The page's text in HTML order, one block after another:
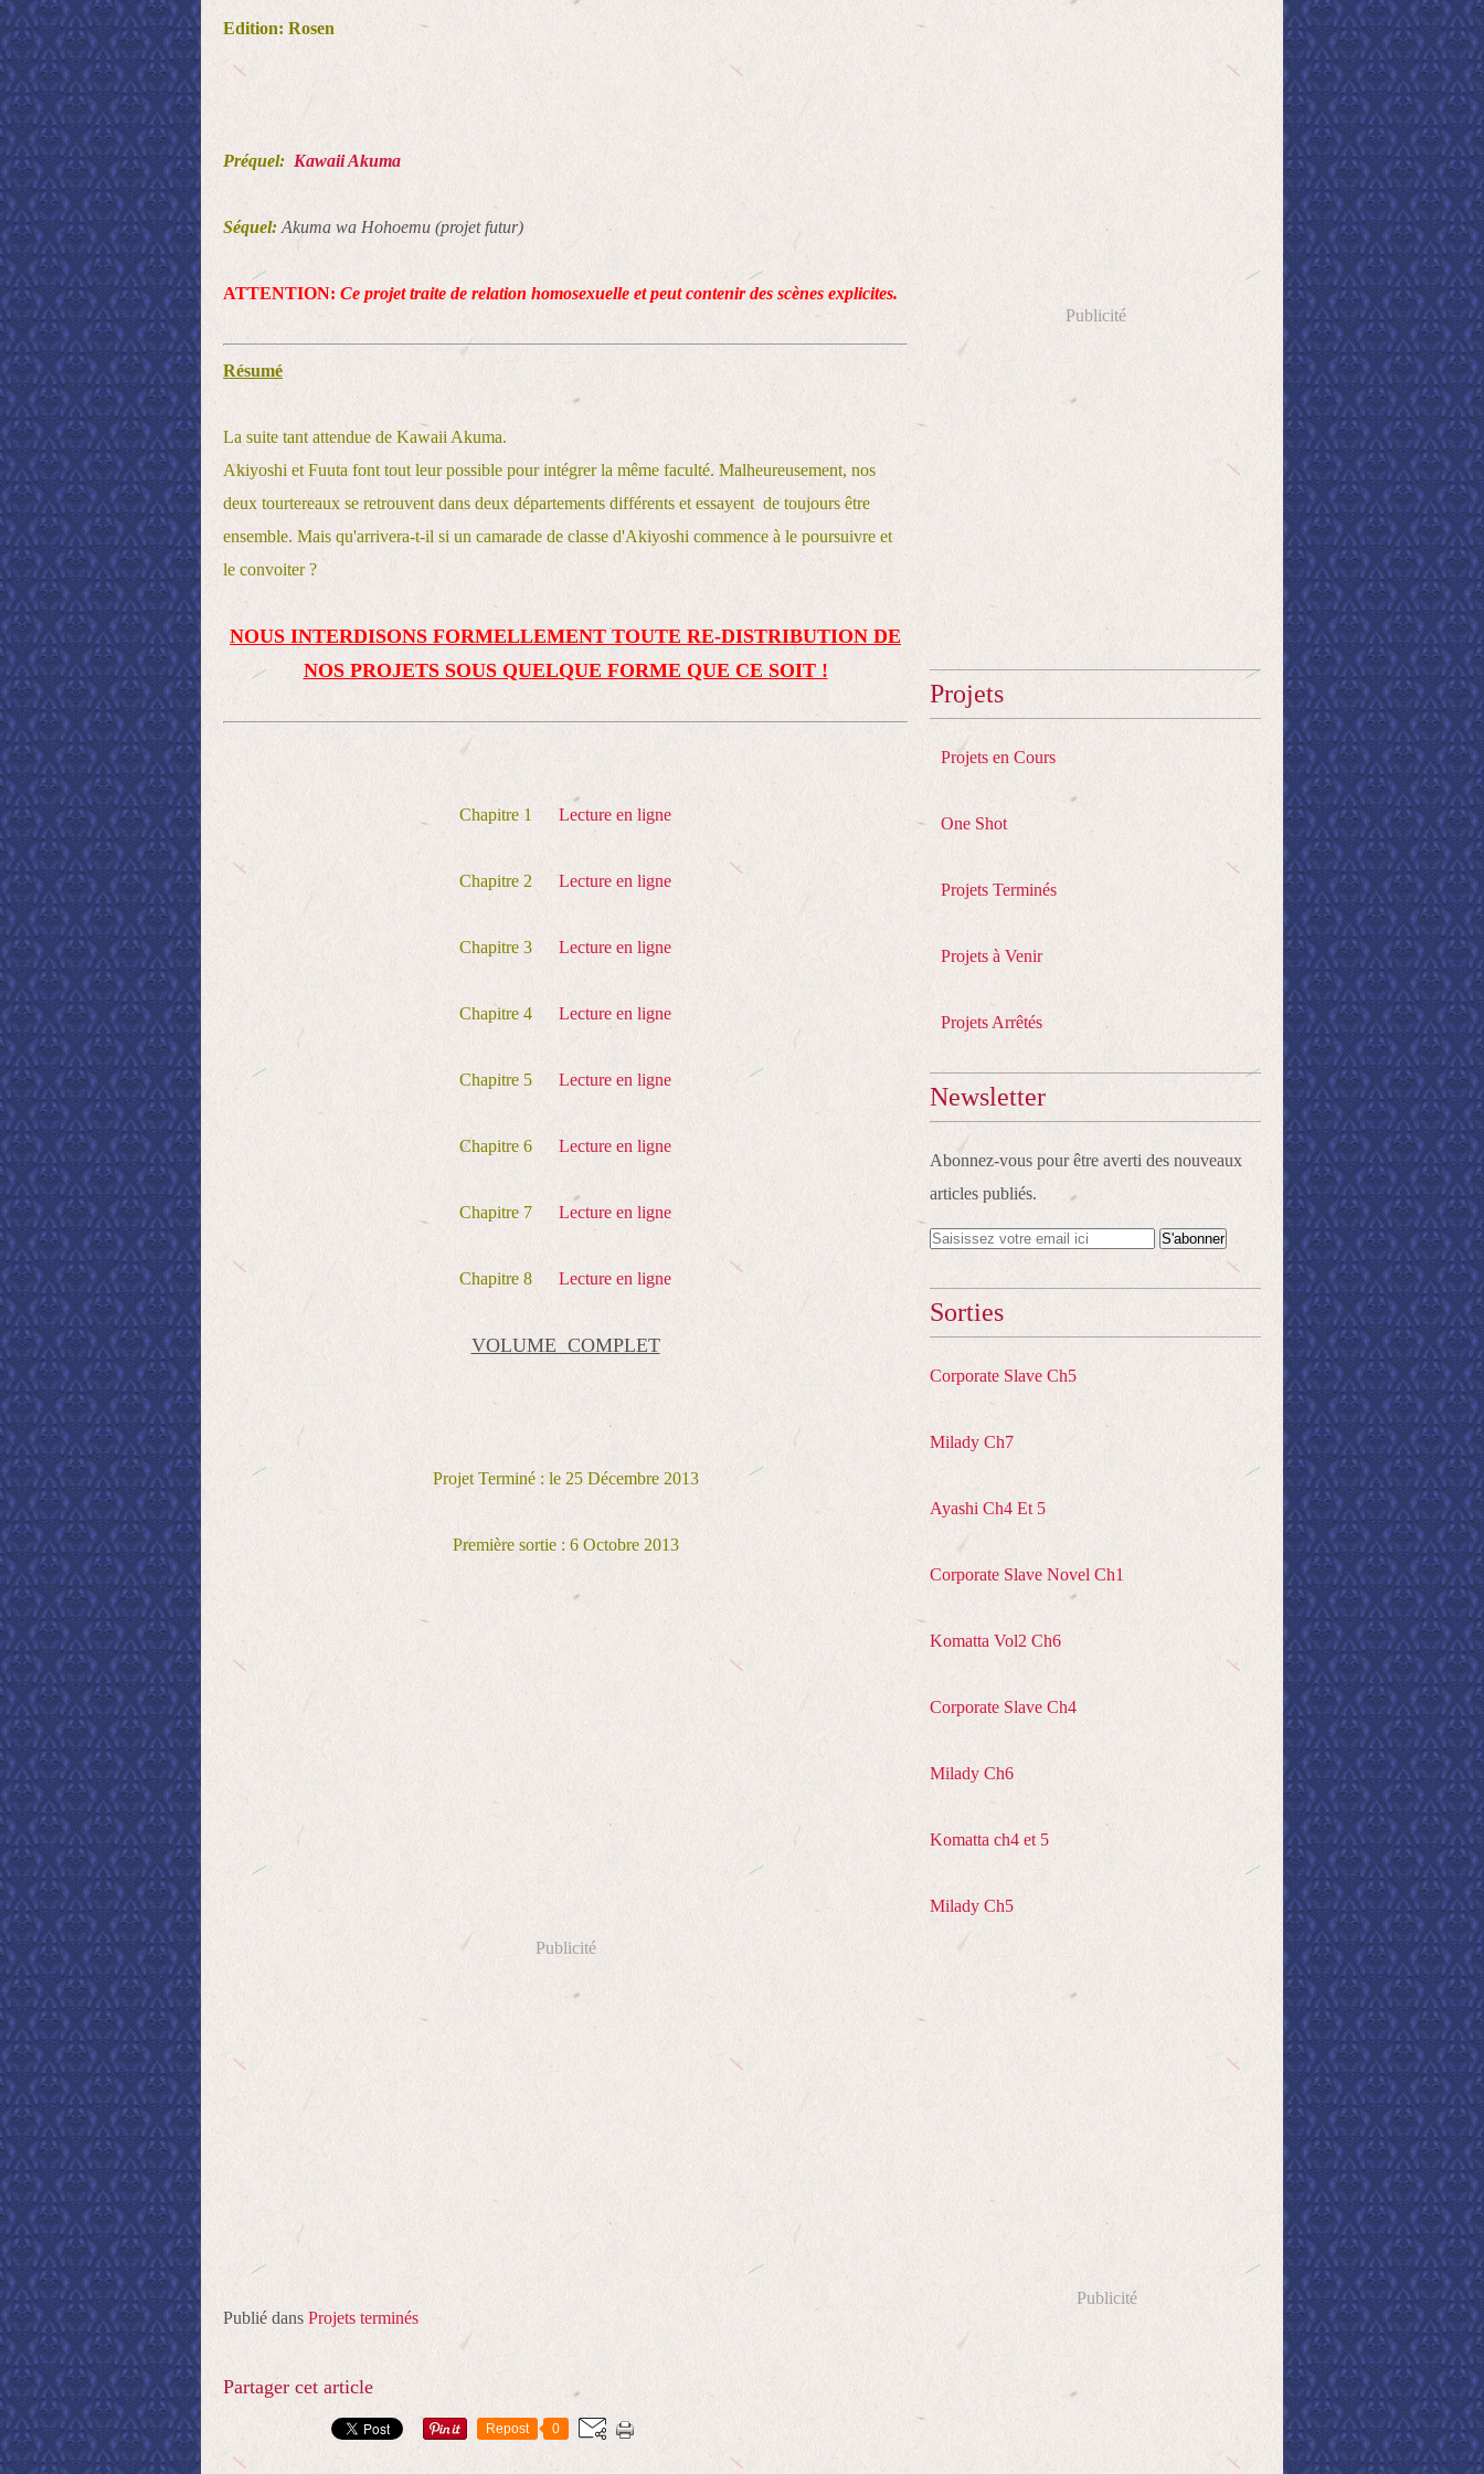
Edition: Rosen
Préquel: Kawaii Akuma
Séquel: Akuma wa Hohoemu (projet futur)
ATTENTION: Ce projet traite de relation homosexuelle et peut contenir des scènes explicites.
Résumé
La suite tant attendue de Kawaii Akuma.
Akiyoshi et Fuuta font tout leur possible pour intégrer la même faculté. Malheureusement, nos
deux tourtereaux se retrouvent dans deux départements différents et essayent de toujours être
ensemble. Mais qu'arrivera-t-il si un camarade de classe d'Akiyoshi commence à le poursuivre et
le convoiter ?
NOUS INTERDISONS FORMELLEMENT TOUTE RE-DISTRIBUTION DE
NOS PROJETS SOUS QUELQUE FORME QUE CE SOIT !
Chapitre 1 Lecture en ligne
Chapitre 2 Lecture en ligne
Chapitre 3 Lecture en ligne
Chapitre 4 Lecture en ligne
Chapitre 5 Lecture en ligne
Chapitre 6 Lecture en ligne
Chapitre 7 Lecture en ligne
Chapitre 8 Lecture en ligne
VOLUME COMPLET
Projet Terminé : le 25 Décembre 2013
Première sortie : 6 Octobre 2013
Publicité
Publié dans Projets terminés
Partager cet article
Repost 0
Publicité
Projets
Projets en Cours
One Shot
Projets Terminés
Projets à Venir
Projets Arrêtés
Newsletter
Abonnez-vous pour être averti des nouveaux
articles publiés.
Sorties
Corporate Slave Ch5
Milady Ch7
Ayashi Ch4 Et 5
Corporate Slave Novel Ch1
Komatta Vol2 Ch6
Corporate Slave Ch4
Milady Ch6
Komatta ch4 et 5
Milady Ch5
Publicité